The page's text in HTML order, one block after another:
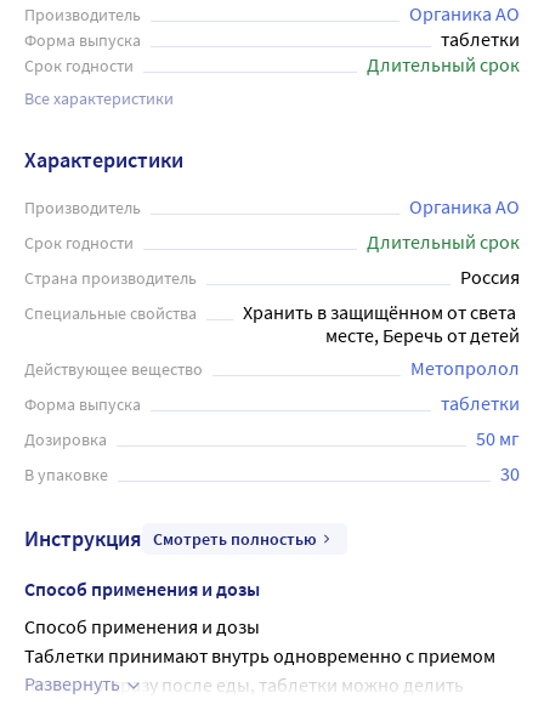
Производитель Органика АО
Форма выпуска таблетки
Срок годности Длительный срок
Все характеристики
Характеристики
Производитель Органика АО
Срок годности Длительный срок
Страна производитель Россия
Специальные свойства
Хранить в защищённом от света
месте, Беречь от детей
Действующее вещество Метопролол
Форма выпуска таблетки
Дозировка 50 мг
В упаковке 30
Инструкция Смотреть полностью
Способ применения и дозы
Способ применения и дозы
Таблетки принимают внутрь одновременно с приемом
пищи или сразу после еды, таблетки можно делить
Развернуть